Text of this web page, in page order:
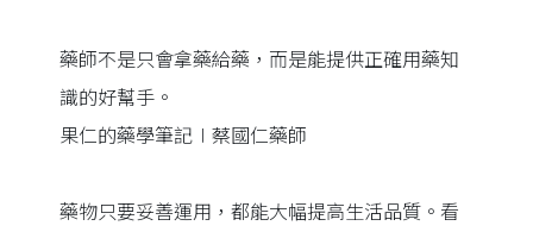
藥師不是只會拿藥給藥，而是能提供正確用藥知
識的好幫手。
果仁的藥學筆記∣蔡國仁藥師
藥物只要妥善運用，都能大幅提高生活品質。看